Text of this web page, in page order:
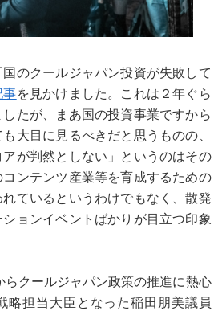
のクールジャパン投資が失敗して
事を見かけました。これは２年ぐら
たが、まあ国の投資事業ですから
大目に見るべきだと思うものの、
アが判然としない」というのはその
ンテンツ産業等を育成するための
ているというわけでもなく、散発
ョンイベントばかりが目立つ印象
らクールジャパン政策の推進に熱心
略担当大臣となった稲田朋美議員